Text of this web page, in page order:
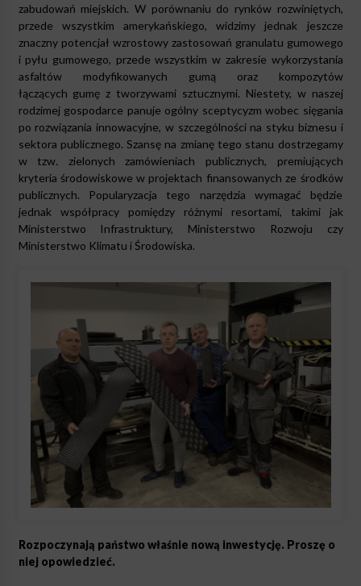
zabudowań miejskich. W porównaniu do rynków rozwiniętych,
przede wszystkim amerykańskiego, widzimy jednak jeszcze
znaczny potencjał wzrostowy zastosowań granulatu gumowego
i pyłu gumowego, przede wszystkim w zakresie wykorzystania
asfaltów modyfikowanych gumą oraz kompozytów
łączących gumę z tworzywami sztucznymi. Niestety, w naszej
rodzimej gospodarce panuje ogólny sceptycyzm wobec sięgania
po rozwiązania innowacyjne, w szczególności na styku biznesu i
sektora publicznego. Szansę na zmianę tego stanu dostrzegamy
w tzw. zielonych zamówieniach publicznych, premiujących
kryteria środowiskowe w projektach finansowanych ze środków
publicznych. Popularyzacja tego narzędzia wymagać będzie
jednak współpracy pomiędzy różnymi resortami, takimi jak
Ministerstwo Infrastruktury, Ministerstwo Rozwoju czy
Ministerstwo Klimatu i Środowiska.
Rozpoczynają państwo właśnie nową inwestycję. Proszę o
niej opowiedzieć.